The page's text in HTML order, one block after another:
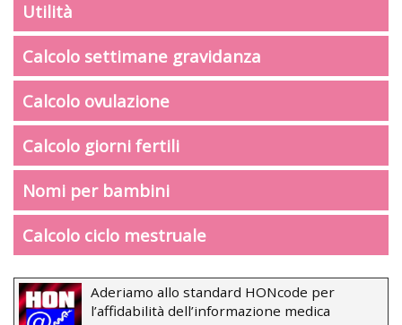
Utilità
Calcolo settimane gravidanza
Calcolo ovulazione
Calcolo giorni fertili
Nomi per bambini
Calcolo ciclo mestruale
Aderiamo allo standard HONcode per
l’affidabilità dell’informazione medica